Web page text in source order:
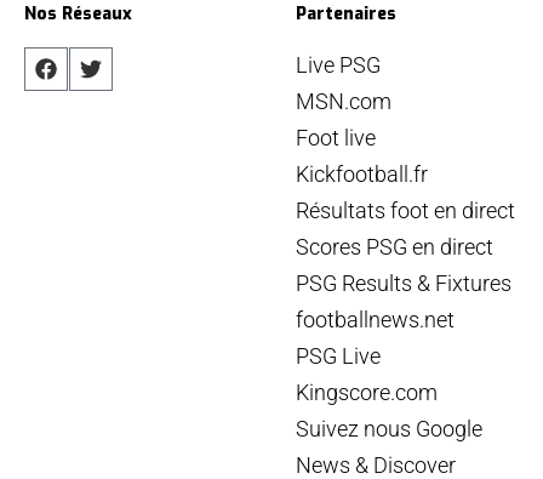
Nos Réseaux Partenaires
Live PSG
MSN.com
Foot live
Kickfootball.fr
Résultats foot en direct
Scores PSG en direct
PSG Results & Fixtures
footballnews.net
PSG Live
Kingscore.com
Suivez nous Google
News & Discover